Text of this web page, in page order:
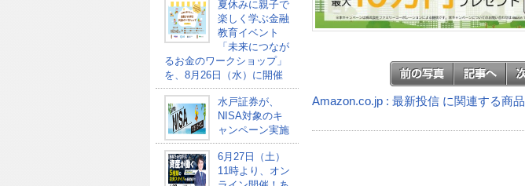
夏休みに親子で
楽しく学ぶ金融
教育イベント
「未来につなが
るお金のワークショップ」
を、8月26日（水）に開催
水戸証券が、
NISA対象のキ
ャンペーン実施
6月27日（土）
11時より、オン
Amazon.co.jp : 最新投信 に関連する商品